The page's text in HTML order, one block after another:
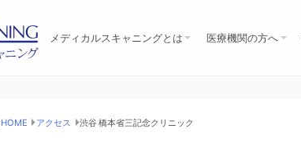
メディカルスキャニングとは
医療機関の方へ
HOME アクセス 渋谷 橋本省三記念クリニック